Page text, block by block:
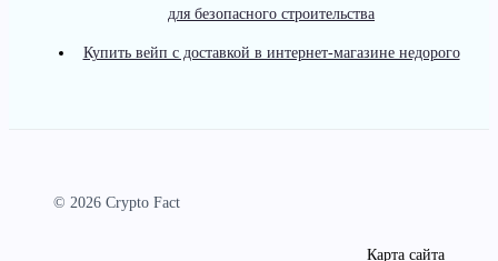
для безопасного строительства
Купить вейп с доставкой в интернет-магазине недорого
© 2026 Crypto Fact
Карта сайта